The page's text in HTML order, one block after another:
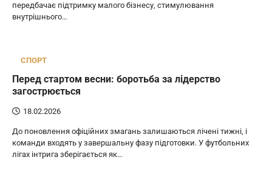
передбачає підтримку малого бізнесу, стимулювання
внутрішнього…
СПОРТ
Перед стартом весни: боротьба за лідерство
загострюється
18.02.2026
До поновлення офіційних змагань залишаються лічені тижні, і
команди входять у завершальну фазу підготовки. У футбольних
лігах інтрига зберігається як…